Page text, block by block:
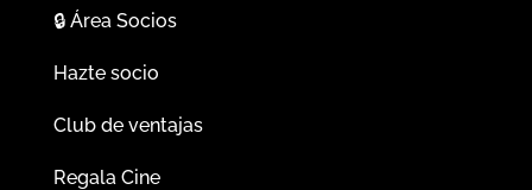
🔒Área Socios
Hazte socio
Club de ventajas
Regala Cine